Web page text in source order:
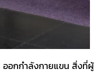
ออกกำลังกายแขน สิ่งที่ผู้